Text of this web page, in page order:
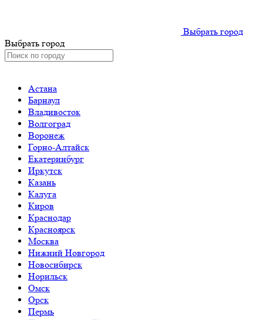
Выбрать город
Выбрать город
Астана
Барнаул
Владивосток
Волгоград
Воронеж
Горно-Алтайск
Екатеринбург
Иркутск
Казань
Калуга
Киров
Краснодар
Красноярск
Москва
Нижний Новгород
Новосибирск
Норильск
Омск
Орск
Пермь